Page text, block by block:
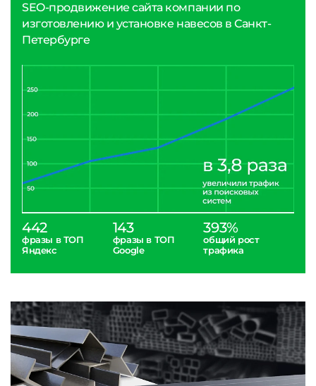
SEO-продвижение сайта компании по
изготовлению и установке навесов в Санкт-
Петербурге
442
фразы в ТОП
Яндекс
143
фразы в ТОП
Google
393%
общий рост
трафика